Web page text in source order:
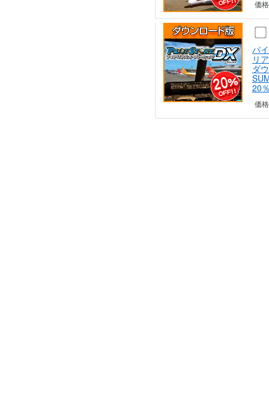
価
パ
リ
ダ
20
価